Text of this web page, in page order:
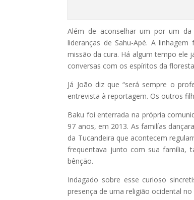
Além de aconselhar um por um
lideranças de Sahu-Apé. A
missão da cura. Há algum tempo ele
conversas com os espíritos da
Já João diz que “será sempre o
entrevista à reportagem. Os outros
Baku foi enterrada na própria
97 anos, em 2013. As familías
da Tucandeira que acontecem
frequentava junto com sua família,
bênção.
Indagado sobre esse curioso
presença de uma religião ocidental